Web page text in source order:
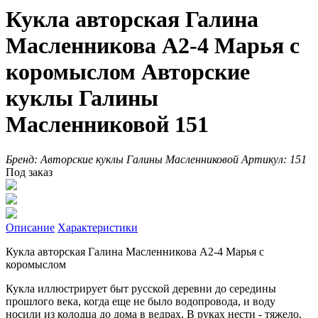
Кукла авторская Галина
Масленникова А2-4 Марья с
коромыслом Авторские
куклы Галины
Масленниковой 151
Бренд: Авторские куклы Галины Масленниковой Артикул: 151
Под заказ
Описание Характеристики
Кукла авторская Галина Масленникова А2-4 Марья с
коромыслом
Кукла иллюстрирует быт русской деревни до середины
прошлого века, когда еще не было водопровода, и воду
носили из колодца до дома в ведрах. В руках нести - тяжело,